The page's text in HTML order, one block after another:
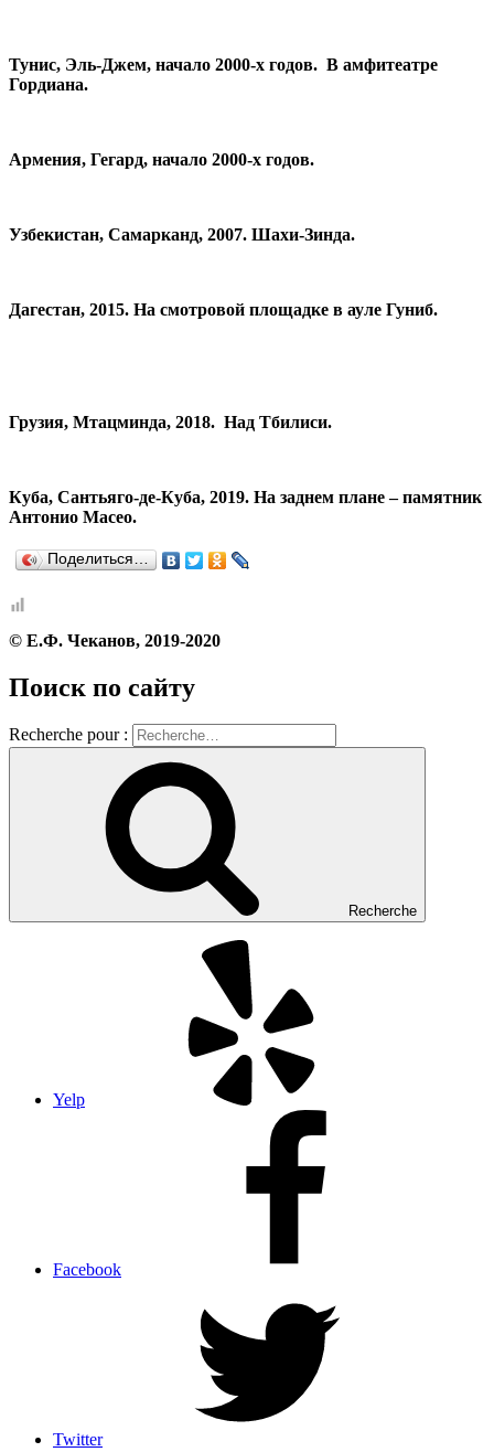
Тунис, Эль-Джем, начало 2000-х годов. В амфитеатре
Гордиана.
Армения, Гегард, начало 2000-х годов.
Узбекистан, Самарканд, 2007. Шахи-Зинда.
Дагестан, 2015. На смотровой площадке в ауле Гуниб.
Грузия, Мтацминда, 2018. Над Тбилиси.
Куба, Сантьяго-де-Куба, 2019. На заднем плане – памятник
Антонио Масео.
Поделиться…
© Е.Ф. Чеканов, 2019-2020
Поиск по сайту
Recherche pour :
Recherche
Yelp
Facebook
Twitter